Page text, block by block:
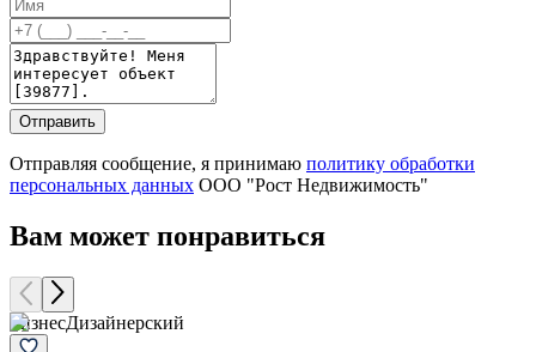
Отправить
Отправляя сообщение, я принимаю политику обработки
персональных данных ООО "Рост Недвижимость"
Вам может понравиться
БизнесДизайнерский